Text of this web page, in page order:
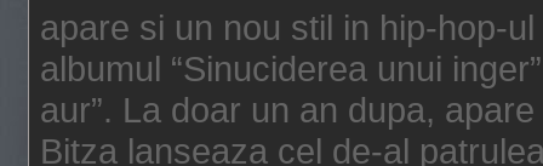
apare si un nou stil in hip-hop-
albumul “Sinuciderea unui
aur”. La doar un an dupa,
Bitza lanseaza cel de-al